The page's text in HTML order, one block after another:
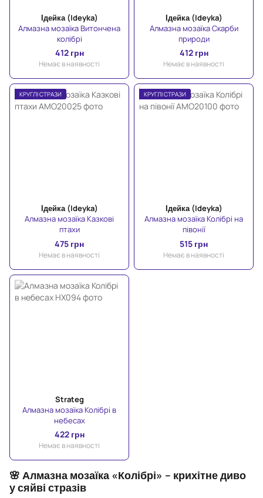
Ідейка (Ideyka)
Алмазна мозаїка Витончена
колібрі
412 грн
Немає в наявності
Ідейка (Ideyka)
Алмазна мозаїка Скарби
природи
412 грн
Немає в наявності
КРУГЛІ СТРАЗИ
Ідейка (Ideyka)
Алмазна мозаїка Казкові
птахи
475 грн
Немає в наявності
КРУГЛІ СТРАЗИ
Ідейка (Ideyka)
Алмазна мозаїка Колібрі на
півонії
515 грн
Немає в наявності
Strateg
Алмазна мозаїка Колібрі в
небесах
422 грн
Немає в наявності
🌸 Алмазна мозаїка «Колібрі» – крихітне диво
у сяйві стразів